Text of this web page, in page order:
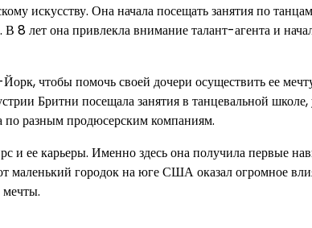
искусству. Она начала посещать занятия по
8 лет она привлекла внимание талант-агента и
чтобы помочь своей дочери осуществить ее
Бритни посещала занятия в танцевальной школе,
по разным продюсерским компаниям.
и ее карьеры. Именно здесь она получила первые
маленький городок на юге США оказал огромное